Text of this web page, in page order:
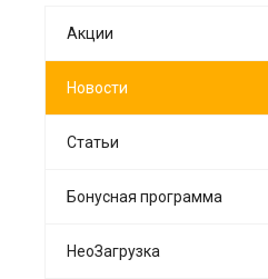
Акции
Новости
Статьи
Бонусная программа
НеоЗагрузка